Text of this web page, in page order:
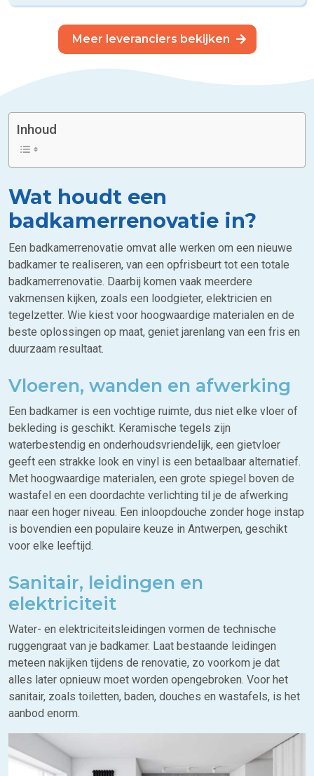
Meer leveranciers bekijken
Inhoud
Wat houdt een
badkamerrenovatie in?
Een badkamerrenovatie omvat alle werken om een nieuwe
badkamer te realiseren, van een opfrisbeurt tot een totale
badkamerrenovatie. Daarbij komen vaak meerdere
vakmensen kijken, zoals een loodgieter, elektricien en
tegelzetter. Wie kiest voor hoogwaardige materialen en de
beste oplossingen op maat, geniet jarenlang van een fris en
duurzaam resultaat.
Vloeren, wanden en afwerking
Een badkamer is een vochtige ruimte, dus niet elke vloer of
bekleding is geschikt. Keramische tegels zijn
waterbestendig en onderhoudsvriendelijk, een gietvloer
geeft een strakke look en vinyl is een betaalbaar alternatief.
Met hoogwaardige materialen, een grote spiegel boven de
wastafel en een doordachte verlichting til je de afwerking
naar een hoger niveau. Een inloopdouche zonder hoge instap
is bovendien een populaire keuze in Antwerpen, geschikt
voor elke leeftijd.
Sanitair, leidingen en
elektriciteit
Water- en elektriciteitsleidingen vormen de technische
ruggengraat van je badkamer. Laat bestaande leidingen
meteen nakijken tijdens de renovatie, zo voorkom je dat
alles later opnieuw moet worden opengebroken. Voor het
sanitair, zoals toiletten, baden, douches en wastafels, is het
aanbod enorm.